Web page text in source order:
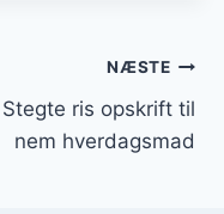
NÆSTE
Stegte ris opskrift til
nem hverdagsmad